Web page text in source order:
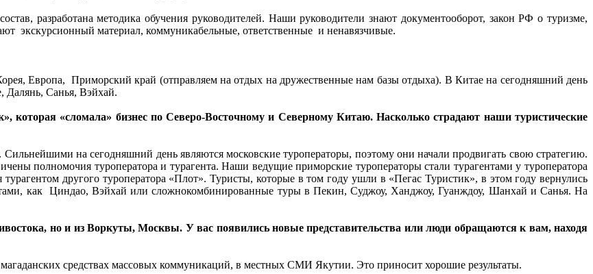
разработана методика обучения руководителей. Наши руководители знают документооборот, закон РФ о туризме,
экскурсионный материал, коммуникабельные, ответственные и ненавязчивые.
Европа, Приморский край (отправляем на отдых на дружественные нам базы отдыха). В Китае на сегодняшний день
Далянь, Санья, Вэйхай.
которая «сломала» бизнес по Северо-Восточному и Северному Китаю. Насколько страдают наши туристические
на сегодняшний день являются московские туроператоры, поэтому они начали продвигать свою стратегию.
полномочия туроператора и турагента. Наши ведущие приморские туроператоры стали турагентами у туроператора
другого туроператора «Плот». Туристы, которые в том году ушли в «Пегас Туристик», в этом году вернулись
как Циндао, Вэйхай или сложнокомбинированные туры в Пекин, Суджоу, Ханджоу, Гуанждоу, Шанхай и Санья. На
но и из Воркуты, Москвы. У вас появились новые представительства или люди обращаются к вам, находя
средствах массовых коммуникаций, в местных СМИ Якутии. Это приносит хорошие результаты.